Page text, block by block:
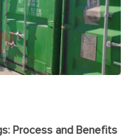
Process and Benefits